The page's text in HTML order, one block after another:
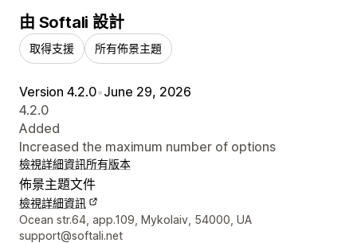
由 Softali 設計
取得支援 所有佈景主題
Version 4.2.0•June 29, 2026
4.2.0
Added
Increased the maximum number of options
檢視詳細資訊所有版本
佈景主題文件
檢視詳細資訊
設計者聯絡詳細資訊
Ocean str.64, app.109, Mykolaiv, 54000, UA
support@softali.net